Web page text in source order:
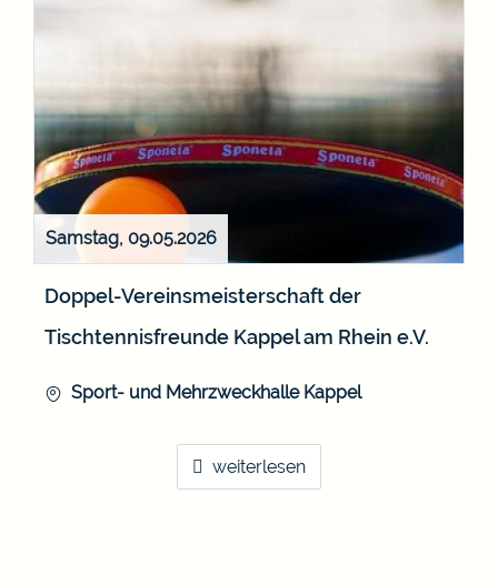
Samstag, 09.05.2026
Doppel-Vereinsmeisterschaft der
Tischtennisfreunde Kappel am Rhein e.V.
Sport- und Mehrzweckhalle Kappel
weiterlesen